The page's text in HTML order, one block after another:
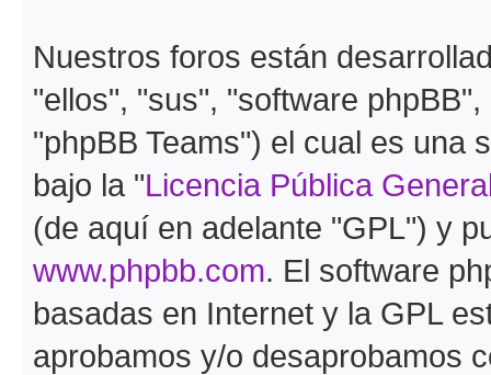
Nuestros foros están
"ellos", "sus", "software
"phpBB Teams") el cual es una
bajo la "Licencia Pública
(de aquí en adelante "GPL") y
www.phpbb.com. El software
basadas en Internet y la GPL
aprobamos y/o desaprobamos